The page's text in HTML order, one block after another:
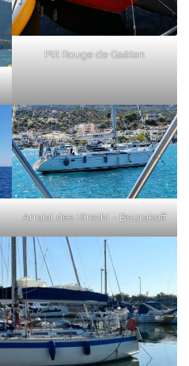
P’tit Rouge de Gaëtan
Arraial des Hirschi – Bourakoff